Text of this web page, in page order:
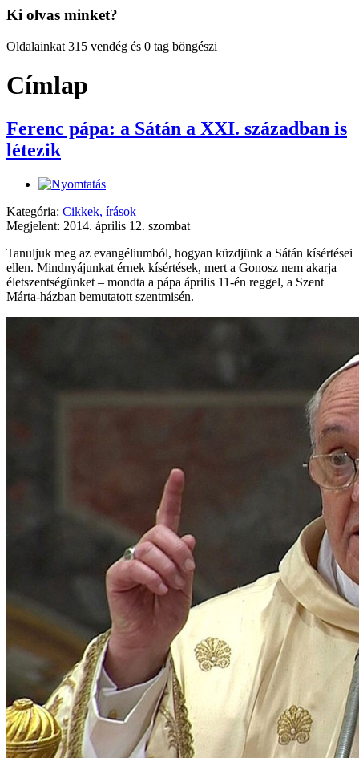
Ki olvas minket?
Oldalainkat 315 vendég és 0 tag böngészi
Címlap
Ferenc pápa: a Sátán a XXI. században is
létezik
Kategória: Cikkek, írások
Megjelent: 2014. április 12. szombat
Tanuljuk meg az evangéliumból, hogyan küzdjünk a Sátán kísértései
ellen. Mindnyájunkat érnek kísértések, mert a Gonosz nem akarja
életszentségünket – mondta a pápa április 11-én reggel, a Szent
Márta-házban bemutatott szentmisén.